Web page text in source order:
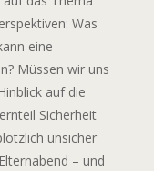
Was
eine
Müssen wir uns
auf die
Sicherheit
unsicher
– und